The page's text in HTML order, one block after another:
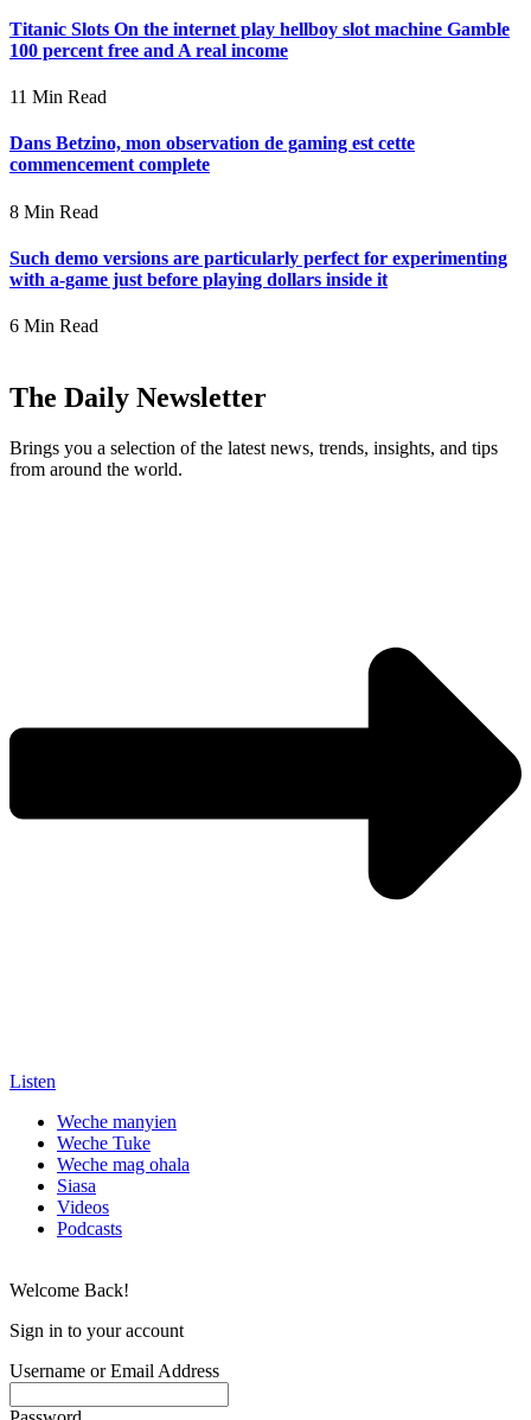
Titanic Slots On the internet play hellboy slot machine Gamble
100 percent free and A real income
11 Min Read
Dans Betzino, mon observation de gaming est cette
commencement complete
8 Min Read
Such demo versions are particularly perfect for experimenting
with a-game just before playing dollars inside it
6 Min Read
The Daily Newsletter
Brings you a selection of the latest news, trends, insights, and tips
from around the world.
Listen
Weche manyien
Weche Tuke
Weche mag ohala
Siasa
Videos
Podcasts
Welcome Back!
Sign in to your account
Username or Email Address